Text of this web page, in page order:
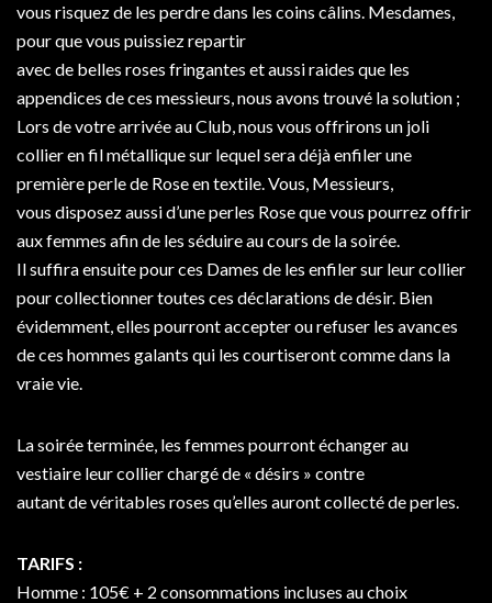
vous risquez de les perdre dans les coins câlins. Mesdames,
pour que vous puissiez repartir
avec de belles roses fringantes et aussi raides que les
appendices de ces messieurs, nous avons trouvé la solution ;
Lors de votre arrivée au Club, nous vous offrirons un joli
collier en fil métallique sur lequel sera déjà enfiler une
première perle de Rose en textile. Vous, Messieurs,
vous disposez aussi d’une perles Rose que vous pourrez offrir
aux femmes afin de les séduire au cours de la soirée.
Il suffira ensuite pour ces Dames de les enfiler sur leur collier
pour collectionner toutes ces déclarations de désir. Bien
évidemment, elles pourront accepter ou refuser les avances
de ces hommes galants qui les courtiseront comme dans la
vraie vie.
La soirée terminée, les femmes pourront échanger au
vestiaire leur collier chargé de « désirs » contre
autant de véritables roses qu’elles auront collecté de perles.
TARIFS :
Homme : 105€ + 2 consommations incluses au choix